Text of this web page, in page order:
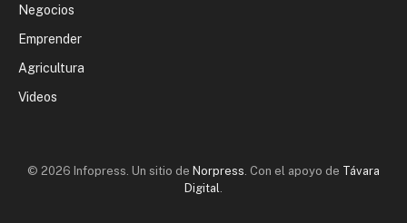
Negocios
Emprender
Agricultura
Videos
© 2026 Infopress. Un sitio de Norpress. Con el apoyo de Távara
Digital.